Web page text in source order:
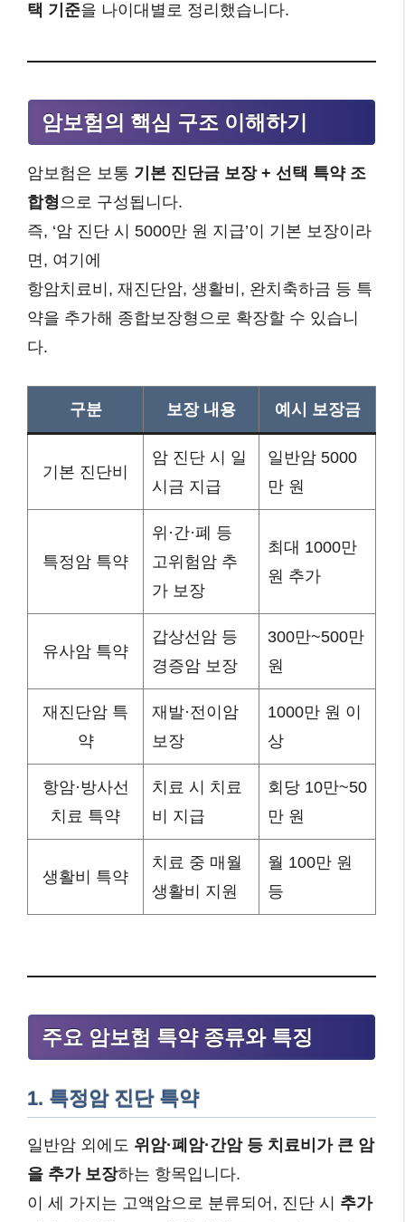
택 기준을 나이대별로 정리했습니다.
암보험의 핵심 구조 이해하기
암보험은 보통 기본 진단금 보장 + 선택 특약 조
합형으로 구성됩니다.
즉, ‘암 진단 시 5000만 원 지급’이 기본 보장이라
면, 여기에
항암치료비, 재진단암, 생활비, 완치축하금 등 특
약을 추가해 종합보장형으로 확장할 수 있습니
다.
구분 보장 내용 예시 보장금
기본 진단비
암 진단 시 일
시금 지급
일반암 5000
만 원
특정암 특약
위·간·폐 등
고위험암 추
가 보장
최대 1000만
원 추가
유사암 특약
갑상선암 등
경증암 보장
300만~500만
원
재진단암 특
약
재발·전이암
보장
1000만 원 이
상
항암·방사선
치료 특약
치료 시 치료
비 지급
회당 10만~50
만 원
생활비 특약
치료 중 매월
생활비 지원
월 100만 원
등
주요 암보험 특약 종류와 특징
1. 특정암 진단 특약
일반암 외에도 위암·폐암·간암 등 치료비가 큰 암
을 추가 보장하는 항목입니다.
이 세 가지는 고액암으로 분류되어, 진단 시 추가